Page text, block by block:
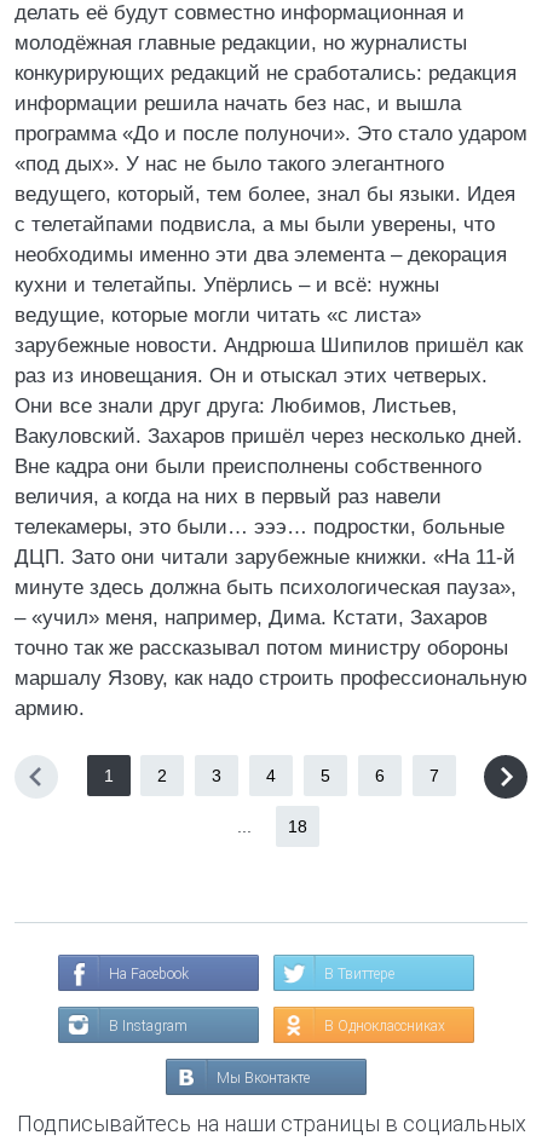
делать её будут совместно информационная и
молодёжная главные редакции, но журналисты
конкурирующих редакций не сработались: редакция
информации решила начать без нас, и вышла
программа «До и после полуночи». Это стало ударом
«под дых». У нас не было такого элегантного
ведущего, который, тем более, знал бы языки. Идея
с телетайпами подвисла, а мы были уверены, что
необходимы именно эти два элемента – декорация
кухни и телетайпы. Упёрлись – и всё: нужны
ведущие, которые могли читать «с листа»
зарубежные новости. Андрюша Шипилов пришёл как
раз из иновещания. Он и отыскал этих четверых.
Они все знали друг друга: Любимов, Листьев,
Вакуловский. Захаров пришёл через несколько дней.
Вне кадра они были преисполнены собственного
величия, а когда на них в первый раз навели
телекамеры, это были… эээ… подростки, больные
ДЦП. Зато они читали зарубежные книжки. «На 11-й
минуте здесь должна быть психологическая пауза»,
– «учил» меня, например, Дима. Кстати, Захаров
точно так же рассказывал потом министру обороны
маршалу Язову, как надо строить профессиональную
армию.
1 2 3 4 5 6 7
18
На Facebook В Твиттере
В Instagram В Одноклассниках
Мы Вконтакте
Подписывайтесь на наши страницы в социальных